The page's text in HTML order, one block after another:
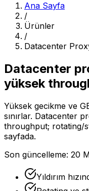
Ana Sayfa
/
Ürünler
/
Datacenter
Datacenter
yüksek
Yüksek gecikme ve
sınırlar. Datacenter
throughput; rotating/
sayfada.
Son güncelleme: 20
Yıldırım